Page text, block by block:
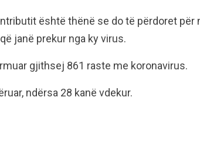
është thënë se do të përdoret për
janë prekur nga ky virus.
gjithsej 861 raste me koronavirus.
ndërsa 28 kanë vdekur.